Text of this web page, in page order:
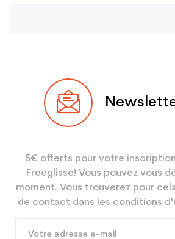
5€ offerts pour votre
Freeglisse! Vous pouvez vous
moment. Vous trouverez pour
de contact dans les conditions